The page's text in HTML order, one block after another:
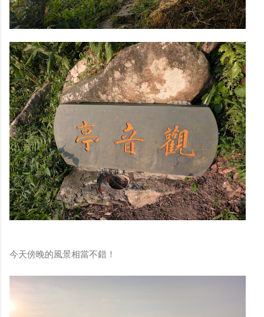
今天傍晚的風景相當不錯！